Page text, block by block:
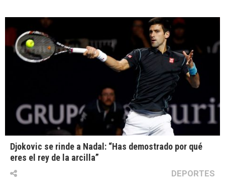
Djokovic se rinde a Nadal: “Has demostrado por qué
eres el rey de la arcilla”
DEPORTES